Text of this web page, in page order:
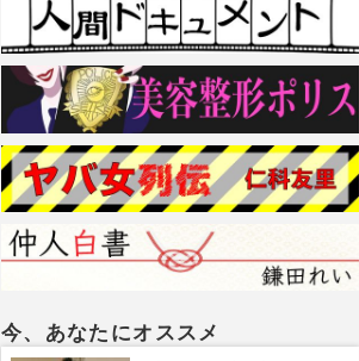
今、あなたにオススメ